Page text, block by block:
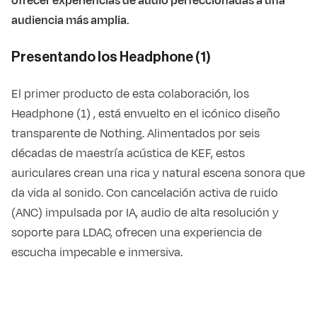
audiencia más amplia.
Presentando los Headphone (1)
El primer producto de esta colaboración, los
Headphone (1) , está envuelto en el icónico diseño
transparente de Nothing. Alimentados por seis
décadas de maestría acústica de KEF, estos
auriculares crean una rica y natural escena sonora que
da vida al sonido. Con cancelación activa de ruido
(ANC) impulsada por IA, audio de alta resolución y
soporte para LDAC, ofrecen una experiencia de
escucha impecable e inmersiva.